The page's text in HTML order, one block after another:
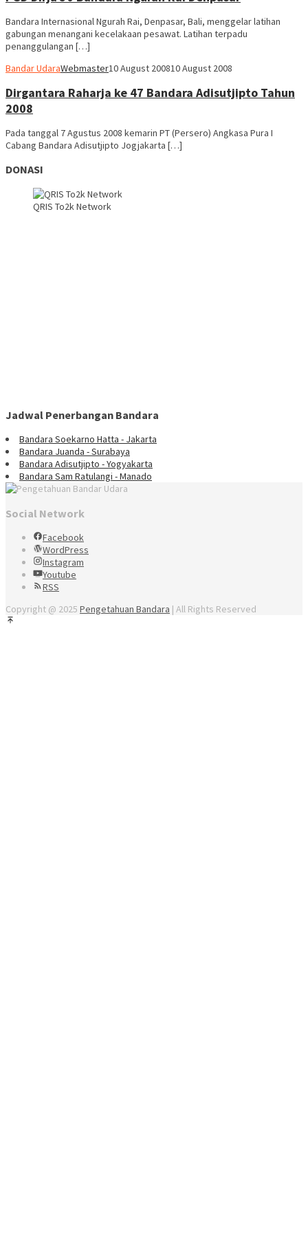
Bandara Internasional Ngurah Rai, Denpasar, Bali, menggelar latihan
gabungan menangani kecelakaan pesawat. Latihan terpadu
penanggulangan […]
Bandar UdaraWebmaster10 August 200810 August 2008
Dirgantara Raharja ke 47 Bandara Adisutjipto Tahun
2008
Pada tanggal 7 Agustus 2008 kemarin PT (Persero) Angkasa Pura I
Cabang Bandara Adisutjipto Jogjakarta […]
DONASI
QRIS To2k Network
Jadwal Penerbangan Bandara
Bandara Soekarno Hatta - Jakarta
Bandara Juanda - Surabaya
Bandara Adisutjipto - Yogyakarta
Bandara Sam Ratulangi - Manado
Social Network
Facebook
WordPress
Instagram
Youtube
RSS
Copyright @ 2025 Pengetahuan Bandara | All Rights Reserved